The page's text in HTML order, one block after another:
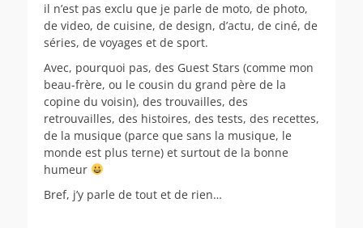
il n’est pas exclu que je parle de moto, de photo,
de video, de cuisine, de design, d’actu, de ciné, de
séries, de voyages et de sport.
Avec, pourquoi pas, des Guest Stars (comme mon
beau-frère, ou le cousin du grand père de la
copine du voisin), des trouvailles, des
retrouvailles, des histoires, des tests, des recettes,
de la musique (parce que sans la musique, le
monde est plus terne) et surtout de la bonne
humeur
Bref, j’y parle de tout et de rien…